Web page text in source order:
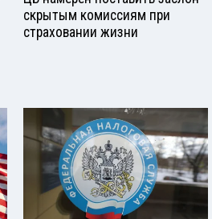
скрытым комиссиям при
страховании жизни